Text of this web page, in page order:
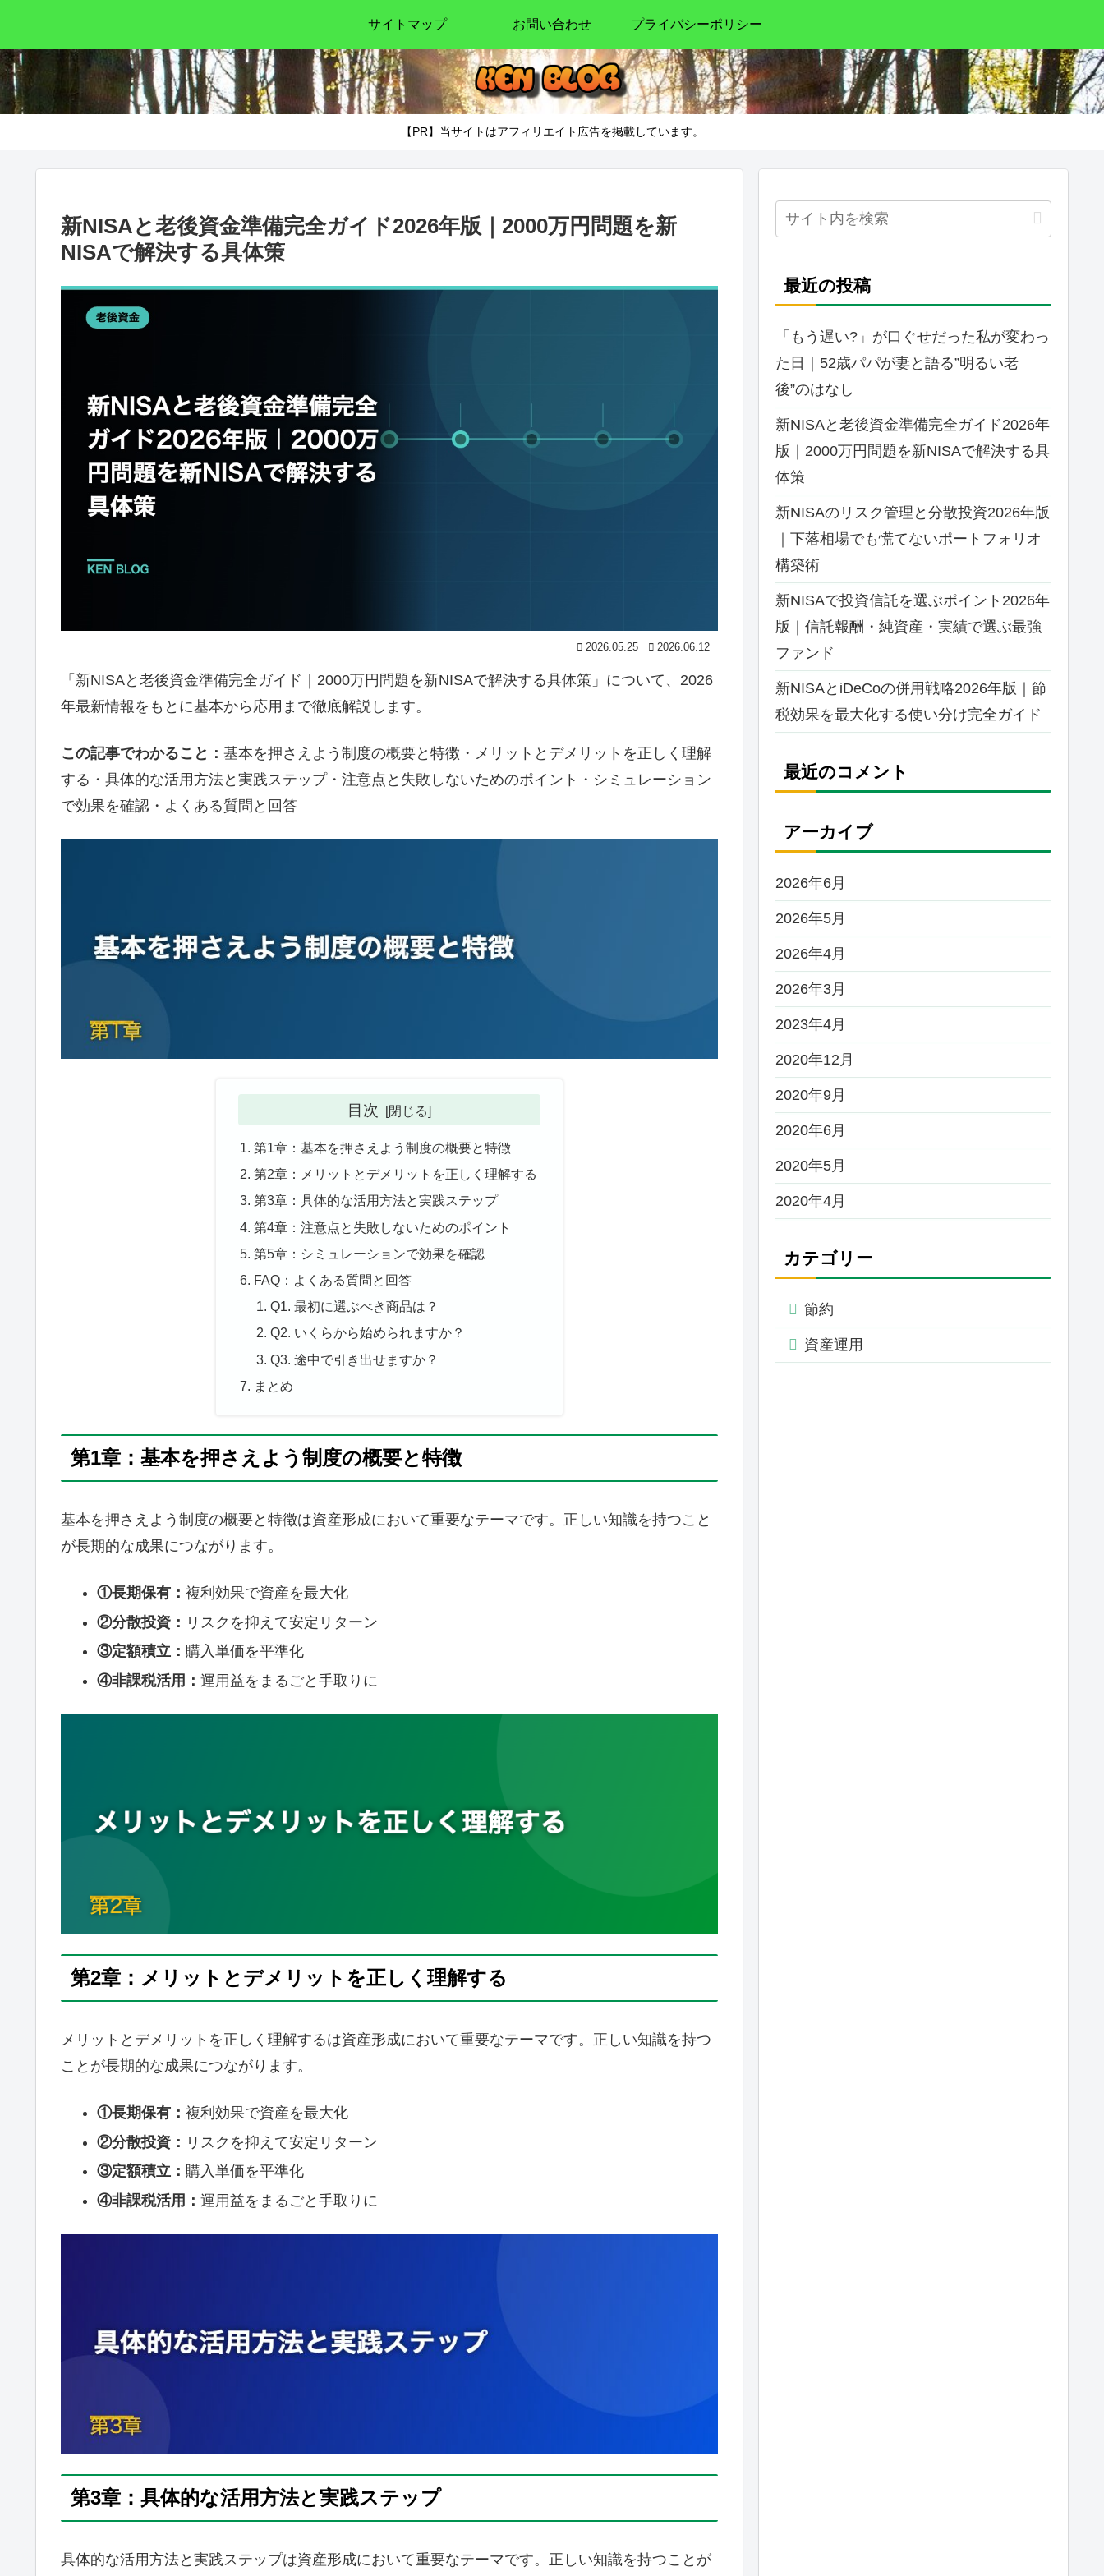
サイトマップ お問い合わせ プライバシーポリシー
【PR】当サイトはアフィリエイト広告を掲載しています。
新NISAと老後資金準備完全ガイド2026年版｜2000万円問題を新
NISAで解決する具体策
2026.05.25 2026.06.12
「新NISAと老後資金準備完全ガイド｜2000万円問題を新NISAで解決する具体策」について、2026
年最新情報をもとに基本から応用まで徹底解説します。
この記事でわかること： 基本を押さえよう制度の概要と特徴・メリットとデメリットを正しく理解
する・具体的な活用方法と実践ステップ・注意点と失敗しないためのポイント・シミュレーション
で効果を確認・よくある質問と回答
目次
第1章：基本を押さえよう制度の概要と特徴
第2章：メリットとデメリットを正しく理解する
第3章：具体的な活用方法と実践ステップ
第4章：注意点と失敗しないためのポイント
第5章：シミュレーションで効果を確認
FAQ：よくある質問と回答
Q1. 最初に選ぶべき商品は？
Q2. いくらから始められますか？
Q3. 途中で引き出せますか？
まとめ
第1章：基本を押さえよう制度の概要と特徴
基本を押さえよう制度の概要と特徴は資産形成において重要なテーマです。正しい知識を持つこと
が長期的な成果につながります。
①長期保有： 複利効果で資産を最大化
②分散投資： リスクを抑えて安定リターン
③定額積立： 購入単価を平準化
④非課税活用： 運用益をまるごと手取りに
第2章：メリットとデメリットを正しく理解する
メリットとデメリットを正しく理解するは資産形成において重要なテーマです。正しい知識を持つ
ことが長期的な成果につながります。
①長期保有： 複利効果で資産を最大化
②分散投資： リスクを抑えて安定リターン
③定額積立： 購入単価を平準化
④非課税活用： 運用益をまるごと手取りに
第3章：具体的な活用方法と実践ステップ
具体的な活用方法と実践ステップは資産形成において重要なテーマです。正しい知識を持つことが
最近の投稿
「もう遅い?」が口ぐせだった私が変わっ
た日｜52歳パパが妻と語る”明るい老
後”のはなし
新NISAと老後資金準備完全ガイド2026年
版｜2000万円問題を新NISAで解決する具
体策
新NISAのリスク管理と分散投資2026年版
｜下落相場でも慌てないポートフォリオ
構築術
新NISAで投資信託を選ぶポイント2026年
版｜信託報酬・純資産・実績で選ぶ最強
ファンド
新NISAとiDeCoの併用戦略2026年版｜節
税効果を最大化する使い分け完全ガイド
最近のコメント
アーカイブ
2026年6月
2026年5月
2026年4月
2026年3月
2023年4月
2020年12月
2020年9月
2020年6月
2020年5月
2020年4月
カテゴリー
節約
資産運用